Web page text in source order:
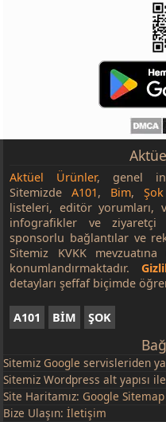
Aktüel Ürünler, genel
SitemizdeA101, Bim, Şok
listeleri, editör yorumları,
infografikler ve ziyaretçi
sponsorlu bağlantılar ve
Sitemiz KVKK
konumlandırmaktadır.
detayları şeffaf biçimde
A101 BİM ŞOK
Sitemiz Google servisleriden
Sitemiz Wordpress alt yapısı
Site Haritamız: Google Sitemap
Bize Ulaşın:İletişim